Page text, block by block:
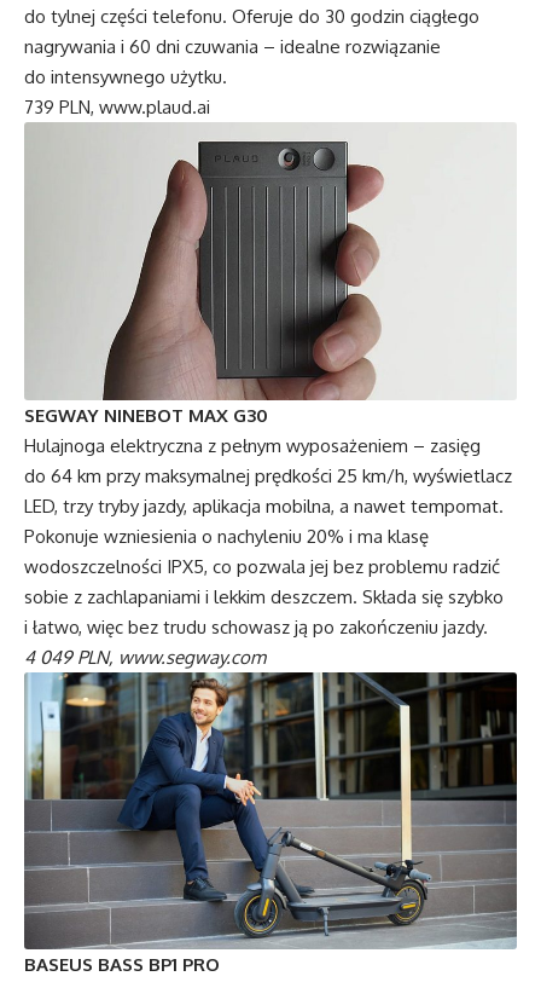
do tylnej części telefonu. Oferuje do 30 godzin ciągłego
nagrywania i 60 dni czuwania – idealne rozwiązanie
do intensywnego użytku.
739 PLN, www.plaud.ai
SEGWAY NINEBOT MAX G30
Hulajnoga elektryczna z pełnym wyposażeniem – zasięg
do 64 km przy maksymalnej prędkości 25 km/h, wyświetlacz
LED, trzy tryby jazdy, aplikacja mobilna, a nawet tempomat.
Pokonuje wzniesienia o nachyleniu 20% i ma klasę
wodoszczelności IPX5, co pozwala jej bez problemu radzić
sobie z zachlapaniami i lekkim deszczem. Składa się szybko
i łatwo, więc bez trudu schowasz ją po zakończeniu jazdy.
4 049 PLN, www.segway.com
BASEUS BASS BP1 PRO